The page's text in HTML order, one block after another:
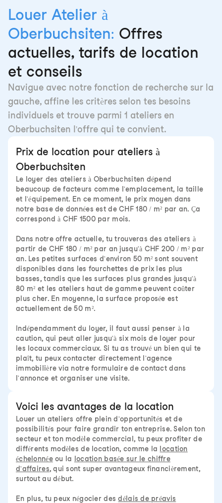
Louer Atelier à
Oberbuchsiten: Offres
actuelles, tarifs de location
et conseils
Navigue avec notre fonction de recherche sur la
gauche, affine les critères selon tes besoins
individuels et trouve parmi 1 ateliers en
Oberbuchsiten l'offre qui te convient.
Prix de location pour ateliers à
Oberbuchsiten
Le loyer des ateliers à Oberbuchsiten dépend
beaucoup de facteurs comme l'emplacement, la taille
et l'équipement. En ce moment, le prix moyen dans
notre base de données est de CHF 180 / m² par an. Ça
correspond à CHF 1500 par mois.
Dans notre offre actuelle, tu trouveras des ateliers à
partir de CHF 180 / m² par an jusqu'à CHF 200 / m² par
an. Les petites surfaces d'environ 50 m² sont souvent
disponibles dans les fourchettes de prix les plus
basses, tandis que les surfaces plus grandes jusqu'à
80 m² et les ateliers haut de gamme peuvent coûter
plus cher. En moyenne, la surface proposée est
actuellement de 50 m².
Indépendamment du loyer, il faut aussi penser à la
caution, qui peut aller jusqu'à six mois de loyer pour
les locaux commerciaux. Si tu as trouvé un bien qui te
plaît, tu peux contacter directement l'agence
immobilière via notre formulaire de contact dans
l'annonce et organiser une visite.
Voici les avantages de la location
Louer un ateliers offre plein d'opportunités et de
possibilités pour faire grandir ton entreprise. Selon ton
secteur et ton modèle commercial, tu peux profiter de
différents modèles de location, comme la
location
échelonnéeou la
location basée sur le chiffre
d'affaires, qui sont super avantageux financièrement,
surtout au début.
En plus, tu peux négocier desdélais de préavis